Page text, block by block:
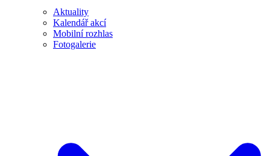
Aktuality
Kalendář akcí
Mobilní rozhlas
Fotogalerie